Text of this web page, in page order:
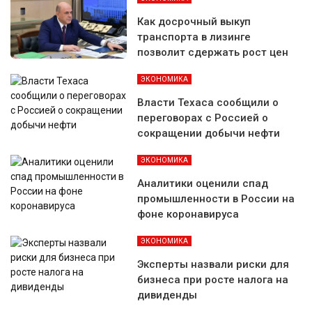
Как досрочный выкуп
транспорта в лизинге
позволит сдержать рост цен
ЭКОНОМИКА
Власти Техаса сообщили о
переговорах с Россией о
сокращении добычи нефти
ЭКОНОМИКА
Аналитики оценили спад
промышленности в России на
фоне коронавируса
ЭКОНОМИКА
Эксперты назвали риски для
бизнеса при росте налога на
дивиденды